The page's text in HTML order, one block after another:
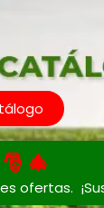
🎅 🎄
ofertas.